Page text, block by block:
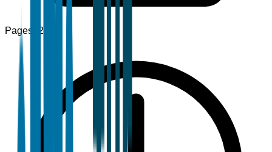
Pages 120+